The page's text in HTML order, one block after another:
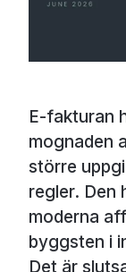
E-fakturan
mognaden
större
regler. Den
moderna
byggsten i
Det är